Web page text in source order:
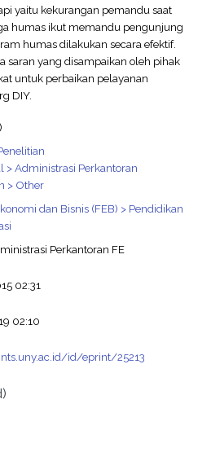
yaitu kekurangan pemandu saat
humas ikut memandu pengunjung
humas dilakukan secara efektif.
saran yang disampaikan oleh pihak
untuk perbaikan pelayanan
DIY.
> Administrasi Perkantoran
> Other
dan Bisnis (FEB) > Pendidikan
Perkantoran FE
02:31
02:10
id/eprint/25213